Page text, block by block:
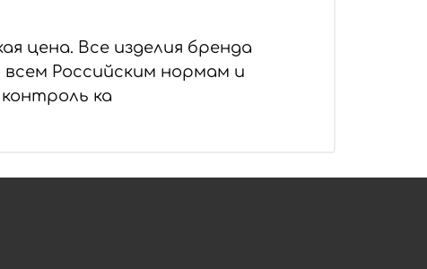
цена. Все изделия бренда
Российским нормам и
ка